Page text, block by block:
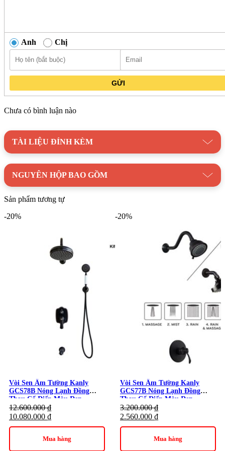
Anh Chị
GỬI
Chưa có bình luận nào
TÀI LIỆU ĐÍNH KÈM
NGUYÊN HỘP BAO GỒM
Sản phẩm tương tự
-20%
Vòi Sen Âm Tường Kanly
GCS78B Nóng Lạnh Đồng
Thau Cổ Điển Màu Đen
12.600.000₫
10.080.000 ₫
Mua hàng
-20%
Vòi Sen Âm Tường Kanly
GCS77B Nóng Lạnh Đồng
Thau Cổ Điển Màu Đen
3.200.000₫
2.560.000 ₫
Mua hàng